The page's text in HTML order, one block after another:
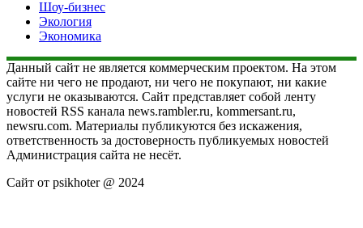
Шоу-бизнес
Экология
Экономика
Данный сайт не является коммерческим проектом. На этом
сайте ни чего не продают, ни чего не покупают, ни какие
услуги не оказываются. Сайт представляет собой ленту
новостей RSS канала news.rambler.ru, kommersant.ru,
newsru.com. Материалы публикуются без искажения,
ответственность за достоверность публикуемых новостей
Администрация сайта не несёт.
Сайт от psikhoter @ 2024